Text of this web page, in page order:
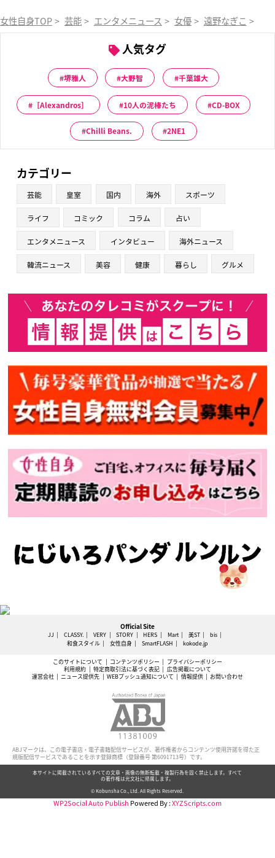
女性自身TOP > 芸能 > エンタメニュース > 女優 > 遠野なぎこ >
人気タグ
堺雅人 大野智 千葉雄大
［Alexandros］ 10人の泥棒たち CD-BOX
Chilli Beans. 2NE1
カテゴリー
芸能 皇室 国内 海外 スポーツ
ライフ コミック コラム 占い
エンタメニュース インタビュー 海外ニュース
韓流ニュース 美容 健康 暮らし グルメ
Official Site
JJ CLASSY. VERY STORY HERS Mart 美ST
bis
和食スタイル
女性自身 SmartFLASH kokode.jp
このサイトについて コンテンツポリシー
プライバシーポリシー
利用規約
特定商取引法に基づく表記
広告掲載について
運営会社
ニュース提供先 WEBプッシュ通知について 情報提供 お問い合わせ
ABJマークは、この電子書店・電子書籍配信サービスが、著作権者からコンテンツ使用許諾を得た正
規版配信サービスであることを示す登録商標（登録番号 第6091713号）です。
本サイトに掲載されているすべての文章・画像の無断転載・複製行為を固く禁止します。すべて
の著作権は光文社に帰属します。
© Kobunsha Co., Ltd. All Rights Reserved.
WP2Social Auto Publish Powered By :XYZScripts.com